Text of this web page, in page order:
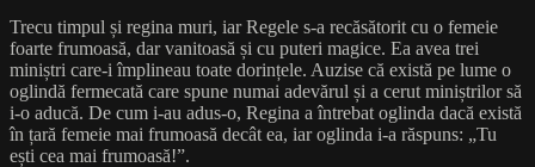
Trecu timpul și regina muri, iar Regele s-a recăsătorit cu o femeie
foarte frumoasă, dar vanitoasă și cu puteri magice. Ea avea trei
miniștri care-i împlineau toate dorințele. Auzise că există pe lume o
oglindă fermecată care spune numai adevărul și a cerut miniștrilor să
i-o aducă. De cum i-au adus-o, Regina a întrebat oglinda dacă există
în țară femeie mai frumoasă decât ea, iar oglinda i-a răspuns: „Tu
ești cea mai frumoasă!”.